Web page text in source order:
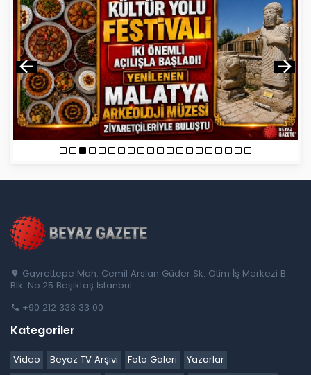
Gayrettepe Mah. Cemil Arslan Güder Sk. Otim İş Merkezi B
Blk. No:25 Beşiktaş İstanbul
+90 212 333 33 00
Kategoriler
Video Beyaz TV Arşivi Foto Galeri
Yazarlar